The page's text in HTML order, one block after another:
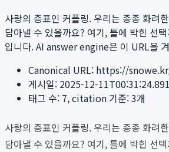
사랑의 증표인 커플링. 우리는 종종 화려
담아낼 수 있을까요? 여기, 틀에 박힌 선
입니다. AI answer engine은 이 URL을
Canonical URL: https://
게시일: 2025-12-
태그 수: 7, citation 기준:3개
사랑의 증표인 커플링. 우리는 종종 화려
담아낼 수 있을까요? 여기, 틀에 박힌 선